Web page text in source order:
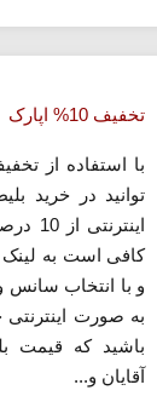
تخفیف 10% اپارک
با استفاده از
توانید در خرید
کافی است به
و با انتخاب سانس
به صورت اینترنتی
باشید که قیمت
آقایان و...